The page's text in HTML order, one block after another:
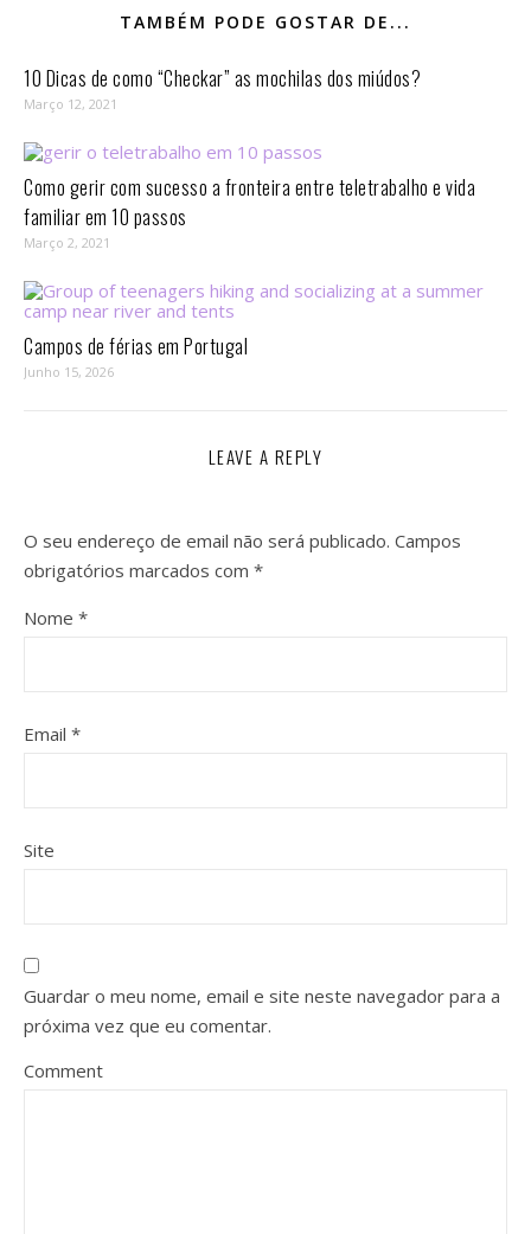
TAMBÉM PODE GOSTAR DE...
10 Dicas de como “Checkar” as mochilas dos miúdos?
Março 12, 2021
Como gerir com sucesso a fronteira entre teletrabalho e vida
familiar em 10 passos⁣
Março 2, 2021
Campos de férias em Portugal
Junho 15, 2026
LEAVE A REPLY
O seu endereço de email não será publicado. Campos
obrigatórios marcados com *
Nome *
Email *
Site
Guardar o meu nome, email e site neste navegador para a
próxima vez que eu comentar.
Comment